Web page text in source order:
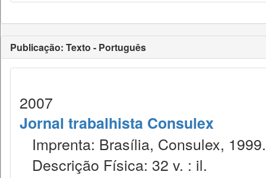
Publicação: Texto - Português
2007
Jornal trabalhista Consulex
Imprenta: Brasília, Consulex, 1999.
Descrição Física: 32 v. : il.